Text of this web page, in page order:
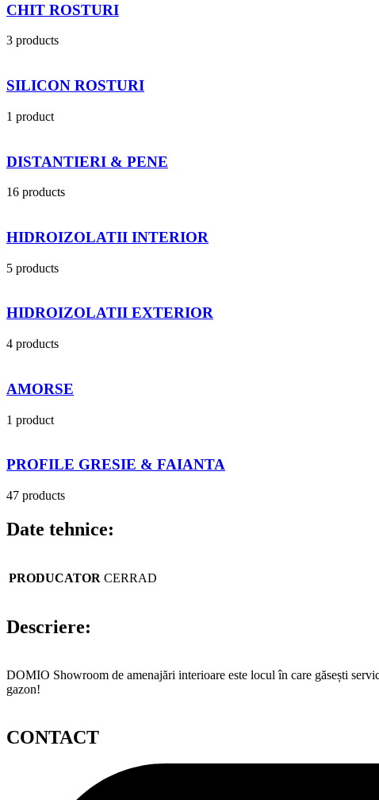
CHIT ROSTURI
3 products
SILICON ROSTURI
1 product
DISTANTIERI & PENE
16 products
HIDROIZOLATII INTERIOR
5 products
HIDROIZOLATII EXTERIOR
4 products
AMORSE
1 product
PROFILE GRESIE & FAIANTA
47 products
Date tehnice:
PRODUCATOR CERRAD
Descriere:
DOMIO Showroom de amenajări interioare este locul în care găsești
gazon!
CONTACT